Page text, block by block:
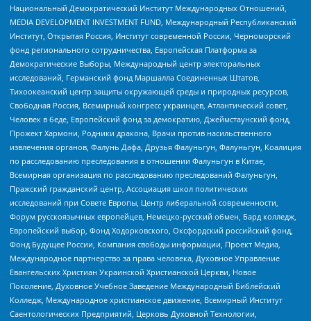
Национальный Демократический Институт Международных Отношений,
MEDIA DEVELOPMENT INVESTMENT FUND, Международный Республиканский
Институт, Открытая Россия, Институт современной России, Черноморский
фонд регионального сотрудничества, Европейская Платформа за
Демократические Выборы, Международный центр электоральных
исследований, Германский фонд Маршалла Соединенных Штатов,
Тихоокеанский центр защиты окружающей среды и природных ресурсов,
Свободная Россия, Всемирный конгресс украинцев, Атлантический совет,
Человек в беде, Европейский фонд за демократию, Джеймстаунский фонд,
Прожект Хармони, Родники дракона, Врачи против насильственного
извлечения органов, Фалунь Дафа, Друзья Фалуньгун, Фалуньгун, Коалиция
по расследованию преследования в отношении Фалуньгун в Китае,
Всемирная организация по расследованию преследований Фалуньгун,
Пражский гражданский центр, Ассоциация школ политических
исследований при Совете Европы, Центр либеральной современности,
Форум русскоязычных европейцев, Немецко-русский обмен, Бард колледж,
Европейский выбор, Фонд Ходорковского, Оксфордский российский фонд,
Фонд Будущее России, Компания свободы информации, Проект Медиа,
Международное партнерство за права человека, Духовное Управление
Евангельских Христиан Украинской Христианской Церкви, Новое
Поколение, Духовное Учебное Заведение Международный Библейский
Колледж, Международное христианское движение, Всемирный Институт
Саентологических Предприятий, Церковь Духовной Технологии,